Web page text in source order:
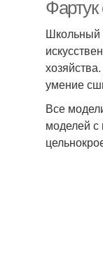
Школьный
умение
Все
моделей с